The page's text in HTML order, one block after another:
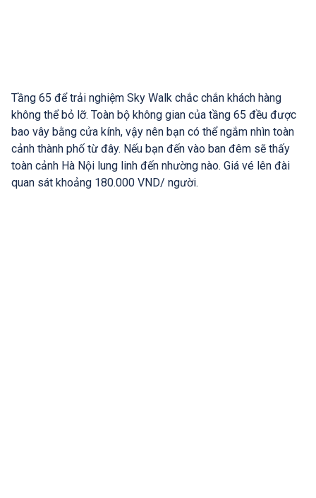
Tầng 65 để trải nghiệm Sky Walk chắc chắn khách hàng
không thể bỏ lỡ. Toàn bộ không gian của tầng 65 đều được
bao vây bằng cửa kính, vậy nên bạn có thể ngắm nhìn toàn
cảnh thành phố từ đây. Nếu bạn đến vào ban đêm sẽ thấy
toàn cảnh Hà Nội lung linh đến nhường nào. Giá vé lên đài
quan sát khoảng 180.000 VND/ người.